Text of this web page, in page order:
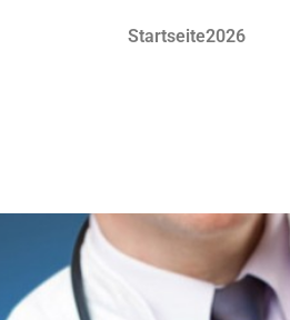
Startseite2026